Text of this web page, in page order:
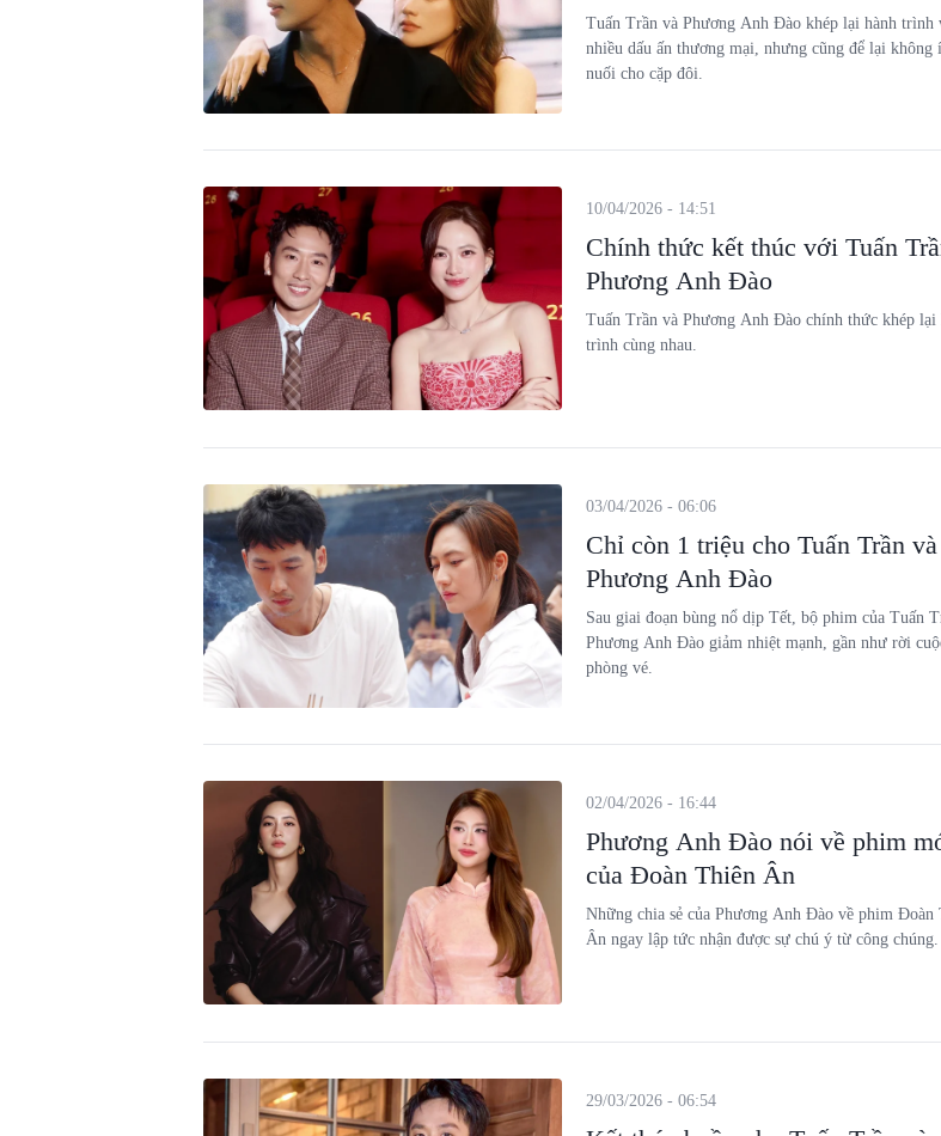
Tuấn Trần và Phương Anh Đào khép lại hành trình
nhiều dấu ấn thương mại, nhưng cũng để lại không
nuối cho cặp đôi.
Chính thức kết thúc với Tuấn
Phương Anh Đào
10/04/2026 - 14:51
Tuấn Trần và Phương Anh Đào chính thức khép lại
trình cùng nhau.
Chỉ còn 1 triệu cho Tuấn Trần và
Phương Anh Đào
03/04/2026 - 06:06
Sau giai đoạn bùng nổ dịp Tết, bộ phim của Tuấn
Phương Anh Đào giảm nhiệt mạnh, gần như rời
phòng vé.
Phương Anh Đào nói về phim
của Đoàn Thiên Ân
02/04/2026 - 16:44
Những chia sẻ của Phương Anh Đào về phim Đoàn
Ân ngay lập tức nhận được sự chú ý từ công chúng.
29/03/2026 - 06:54